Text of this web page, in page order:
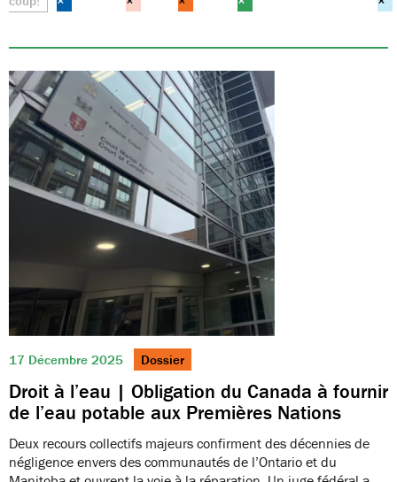
17 Décembre 2025 Dossier
Droit à l’eau | Obligation du Canada à fournir
de l’eau potable aux Premières Nations
Deux recours collectifs majeurs confirment des décennies de
négligence envers des communautés de l’Ontario et du